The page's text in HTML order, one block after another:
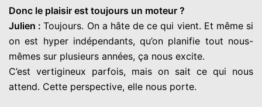
Donc le plaisir est toujours un moteur ?
Julien :Toujours. On a hâte de ce qui vient. Et même si
on est hyper indépendants, qu’on planifie tout nous-
mêmes sur plusieurs années, ça nous excite.
C’est vertigineux parfois, mais on sait ce qui nous
attend. Cette perspective, elle nous porte.